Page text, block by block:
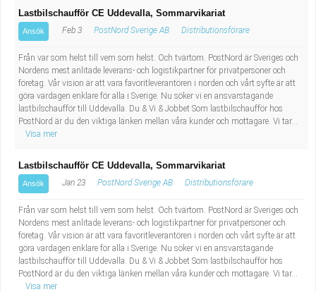
Bibliotekarie
Administrativ assistent
Lärare i gymnasiet
Lastbilschaufför CE Uddevalla, Sommarvikariat
Ansök Feb 3 PostNord Sverige AB Distributionsförare
Från var som helst till vem som helst. Och tvärtom. PostNord är Sveriges och
Nordens mest anlitade leverans- och logistikpartner för privatpersoner och
företag. Vår vision är att vara favoritleverantören i norden och vårt syfte är att
göra vardagen enklare för alla i Sverige. Nu söker vi en ansvarstagande
lastbilschaufför till Uddevalla. Du & Vi & Jobbet Som lastbilschaufför hos
PostNord är du den viktiga länken mellan våra kunder och mottagare. Vi tar...
Visa mer
Lastbilschaufför CE Uddevalla, Sommarvikariat
Ansök Jan 23 PostNord Sverige AB Distributionsförare
Från var som helst till vem som helst. Och tvärtom. PostNord är Sveriges och
Nordens mest anlitade leverans- och logistikpartner för privatpersoner och
företag. Vår vision är att vara favoritleverantören i norden och vårt syfte är att
göra vardagen enklare för alla i Sverige. Nu söker vi en ansvarstagande
lastbilschaufför till Uddevalla. Du & Vi & Jobbet Som lastbilschaufför hos
PostNord är du den viktiga länken mellan våra kunder och mottagare. Vi tar...
Visa mer